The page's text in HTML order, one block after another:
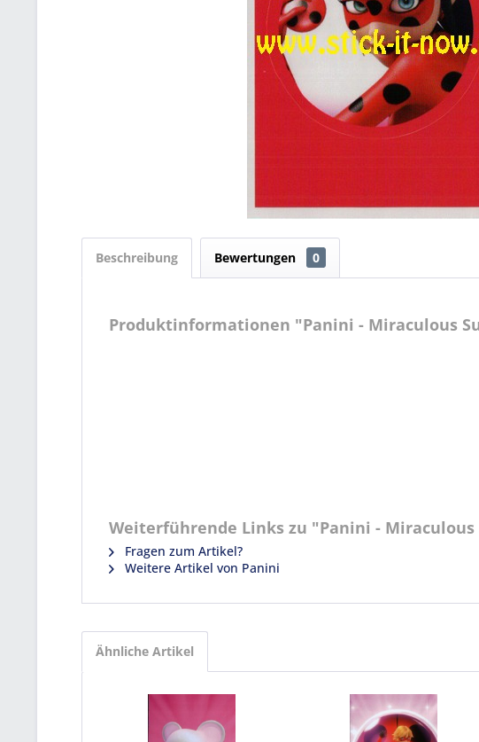
Beschreibung Bewertungen 0
Produktinformationen "Panini - Miraculous
Weiterführende Links zu "Panini - Miraculous
Fragen zum Artikel?
Weitere Artikel von Panini
Ähnliche Artikel